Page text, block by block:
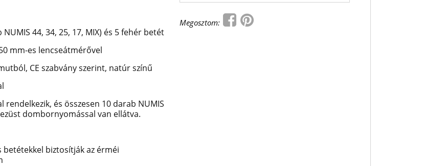
44, 34, 25, 17, MIX) és 5 fehér betét
mm-es lencseátmérővel
CE szabvány szerint, natúr színű
és összesen 10 darab NUMIS
dombornyomással van ellátva.
biztosítják az érméi
Megosztom: